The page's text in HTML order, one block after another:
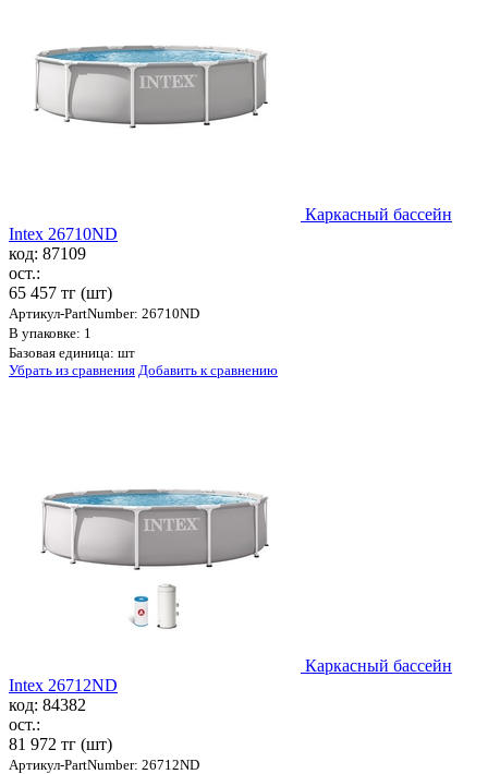
Каркасный бассейн
Intex 26710ND
код: 87109
ост.:
65 457 тг (шт)
Артикул-PartNumber: 26710ND
В упаковке: 1
Базовая единица: шт
Убрать из сравнения Добавить к сравнению
Каркасный бассейн
Intex 26712ND
код: 84382
ост.:
81 972 тг (шт)
Артикул-PartNumber: 26712ND